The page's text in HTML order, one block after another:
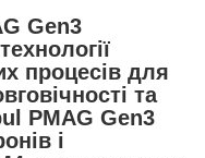
Gen3
процесів для
та
PMAG Gen3
і